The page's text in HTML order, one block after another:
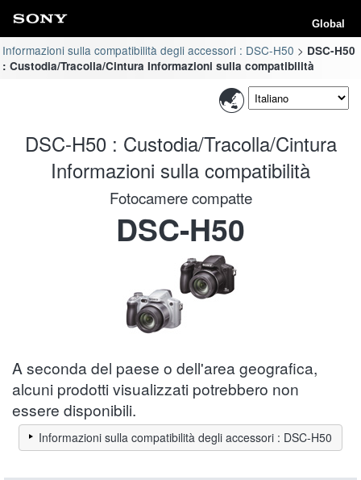
Global
Informazioni sulla compatibilità degli accessori : DSC-H50
DSC-H50
: Custodia/Tracolla/Cintura Informazioni sulla compatibilità
DSC-H50 : Custodia/Tracolla/Cintura
Informazioni sulla compatibilità
Fotocamere compatte
DSC-H50
A seconda del paese o dell'area geografica,
alcuni prodotti visualizzati potrebbero non
essere disponibili.
Informazioni sulla compatibilità degli accessori : DSC-H50